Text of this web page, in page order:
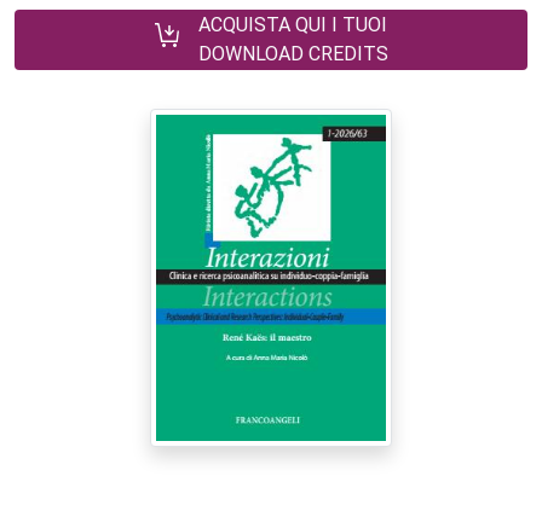
ACQUISTA QUI I TUOI
DOWNLOAD CREDITS